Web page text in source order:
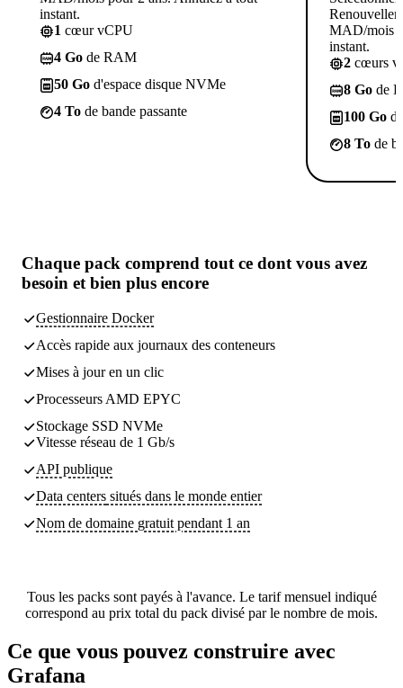
instant.
1 cœur vCPU
4 Go de RAM
50 Go d'espace disque NVMe
4 To de bande passante
MAD/mois
instant.
2 cœurs
8 Go de
100 Go
8 To de
Chaque pack comprend tout ce dont vous avez
besoin et bien plus encore
Gestionnaire Docker
Accès rapide aux journaux des conteneurs
Mises à jour en un clic
Processeurs AMD EPYC
Stockage SSD NVMe
Vitesse réseau de 1 Gb/s
API publique
Data centers situés dans le monde entier
Nom de domaine gratuit pendant 1 an
Tous les packs sont payés à l'avance. Le tarif mensuel indiqué
correspond au prix total du pack divisé par le nombre de mois.
Ce que vous pouvez construire avec
Grafana